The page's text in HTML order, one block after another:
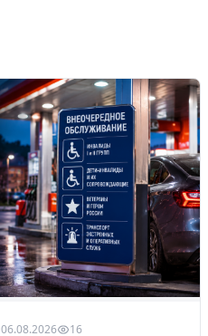
06.08.2026 16